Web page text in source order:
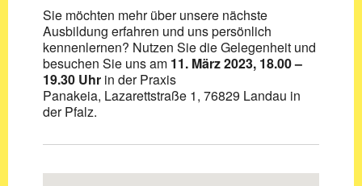
Sie möchten mehr über unsere nächste
Ausbildung erfahren und uns persönlich
kennenlernen? Nutzen Sie die Gelegenheit und
besuchen Sie uns am11. März 2023, 18.00 –
19.30 Uhr in der Praxis
Panakeia, Lazarettstraße 1, 76829 Landau in
der Pfalz.